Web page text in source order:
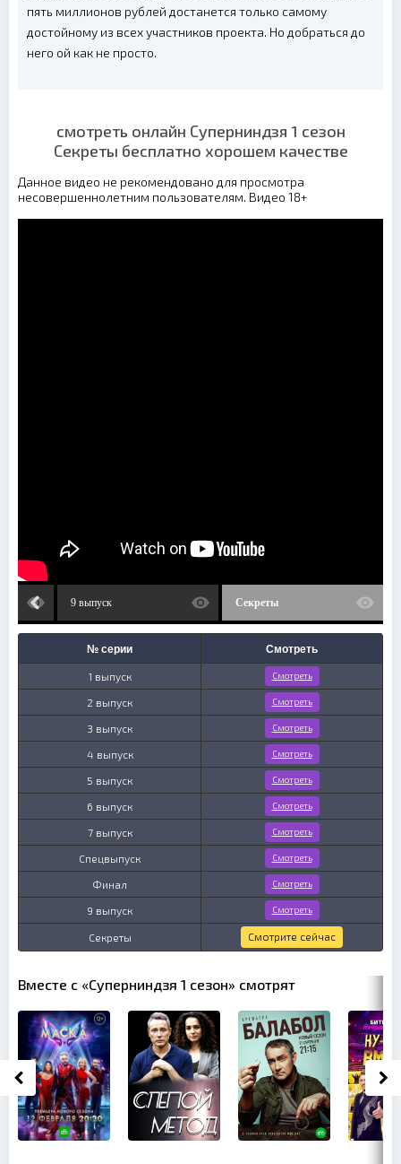
пять миллионов рублей достанется только самому
достойному из всех участников проекта. Но добраться до
него ой как не просто.
смотреть онлайн Суперниндзя 1 сезон
Секреты бесплатно хорошем качестве
Данное видео не рекомендовано для просмотра
несовершеннолетним пользователям. Видео 18+
9 выпуск Секреты
№ серии Смотреть
1 выпуск Смотреть
2 выпуск Смотреть
3 выпуск Смотреть
4 выпуск Смотреть
5 выпуск Смотреть
6 выпуск Смотреть
7 выпуск Смотреть
Спецвыпуск Смотреть
Финал Смотреть
9 выпуск Смотреть
Секреты Смотрите сейчас
Вместе с «Суперниндзя 1 сезон» смотрят